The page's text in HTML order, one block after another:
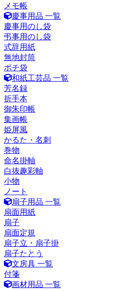
メモ帳
慶事用品 一覧
慶事用のし袋
弔事用のし袋
式辞用紙
無地封筒
ポチ袋
和紙工芸品 一覧
芳名録
折手本
御朱印帳
集画帳
姫屏風
かるた・名刺
巻物
命名掛軸
白抜趣彩軸
小物
ノート
扇子用品 一覧
扇面用紙
扇子
扇面定規
扇子立・扇子掛
扇子たとう
文房具 一覧
付箋
画材用品 一覧